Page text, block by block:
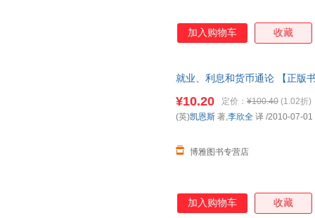
加入购物车 收藏
就业、利息和货币通论 【正版
¥10.20 定价： ¥100.40 (1.02折)
博雅图书专营店
(英)凯恩斯 著,李欣全 译 /2010-07-01
加入购物车 收藏